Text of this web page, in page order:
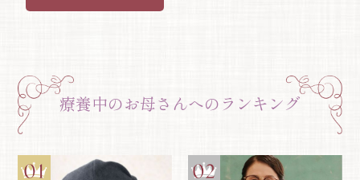
療養中のお母さんへのランキング